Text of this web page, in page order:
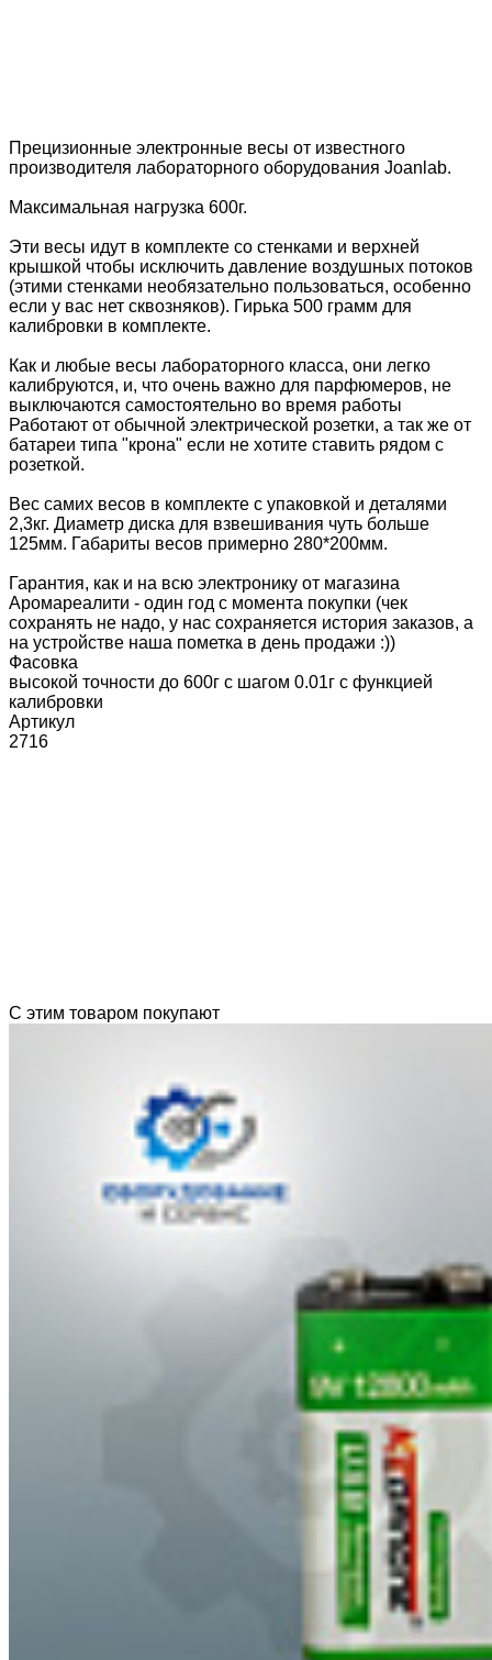
Прецизионные электронные весы от известного
производителя лабораторного оборудования Joanlab.
Максимальная нагрузка 600г.
Эти весы идут в комплекте со стенками и верхней
крышкой чтобы исключить давление воздушных потоков
(этими стенками необязательно пользоваться, особенно
если у вас нет сквозняков). Гирька 500 грамм для
калибровки в комплекте.
Как и любые весы лабораторного класса, они легко
калибруются, и, что очень важно для парфюмеров, не
выключаются самостоятельно во время работы
Работают от обычной электрической розетки, а так же от
батареи типа "крона" если не хотите ставить рядом с
розеткой.
Вес самих весов в комплекте с упаковкой и деталями
2,3кг. Диаметр диска для взвешивания чуть больше
125мм. Габариты весов примерно 280*200мм.
Гарантия, как и на всю электронику от магазина
Аромареалити - один год с момента покупки (чек
сохранять не надо, у нас сохраняется история заказов, а
на устройстве наша пометка в день продажи :))
Фасовка
высокой точности до 600г с шагом 0.01г с функцией
калибровки
Артикул
2716
С этим товаром покупают